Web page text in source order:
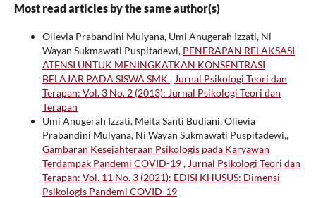
Most read articles by the same author(s)
Olievia Prabandini Mulyana, Umi Anugerah Izzati, Ni
Wayan Sukmawati Puspitadewi, PENERAPAN RELAKSASI
ATENSI UNTUK MENINGKATKAN KONSENTRASI
BELAJAR PADA SISWA SMK , Jurnal Psikologi Teori dan
Terapan: Vol. 3 No. 2 (2013): Jurnal Psikologi Teori dan
Terapan
Umi Anugerah Izzati, Meita Santi Budiani, Olievia
Prabandini Mulyana, Ni Wayan Sukmawati Puspitadewi,,
Gambaran Kesejahteraan Psikologis pada Karyawan
Terdampak Pandemi COVID-19, Jurnal Psikologi Teori dan
Terapan: Vol. 11 No. 3 (2021): EDISI KHUSUS: Dimensi
Psikologis Pandemi COVID-19